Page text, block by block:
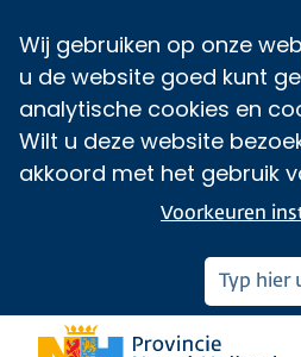
Wij gebruiken op onze
u de website goed kunt
analytische cookies en
Wilt u deze website
akkoord met het gebruik
Voorkeuren